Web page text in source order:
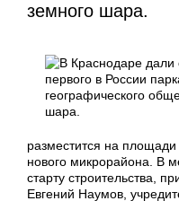
земного шара.
разместится на площади
нового микрорайона. В
старту строительства,
Евгений Наумов,